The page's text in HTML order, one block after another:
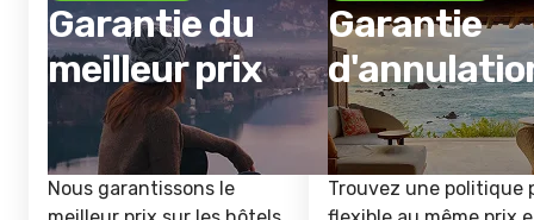
Garantie du
meilleur prix
Nous garantissons le
Garantie
Trouvez une politique